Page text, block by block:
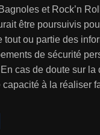
et Rock’n
être poursuivis
tout ou partie des
de sécurité
cas de doute sur la
à la réaliser